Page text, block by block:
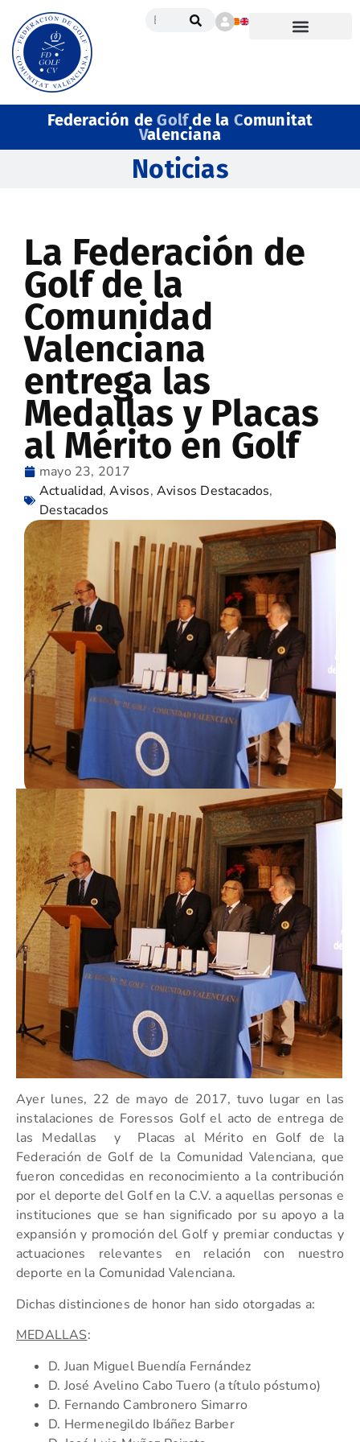
Federación deGolfde la Comunitat
Valenciana
Noticias
La Federación de
Golf de la
Comunidad
Valenciana
entrega las
Medallas y Placas
al Mérito en Golf
mayo 23, 2017
Actualidad,Avisos,Avisos Destacados,
Destacados
Ayer lunes, 22 de mayo de 2017, tuvo lugar en las
instalaciones de Foressos Golf el acto de entrega de
las Medallas y Placas al Mérito en Golf de la
Federación de Golf de la Comunidad Valenciana, que
fueron concedidas en reconocimiento a la contribución
por el deporte del Golf en la C.V. a aquellas personas e
instituciones que se han significado por su apoyo a la
expansión y promoción del Golf y premiar conductas y
actuaciones relevantes en relación con nuestro
deporte en la Comunidad Valenciana.
Dichas distinciones de honor han sido otorgadas a:
MEDALLAS:
D. Juan Miguel Buendía Fernández
D. José Avelino Cabo Tuero (a título póstumo)
D. Fernando Cambronero Simarro
D. Hermenegildo Ibáñez Barber